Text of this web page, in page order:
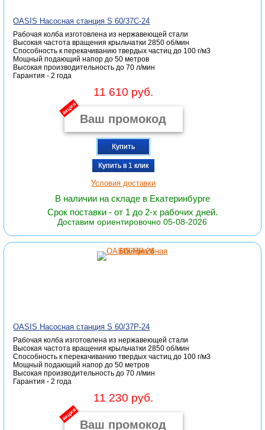
OASIS Насосная станция S 60/37С-24
Рабочая колба изготовлена из нержавеющей стали
Высокая частота вращения крыльчатки 2850 об/мин
Способность к перекачиванию твердых частиц до 100 г/м3
Мощный подающий напор до 50 метров
Высокая производительность до 70 л/мин
Гарантия - 2 года
11 610 руб.
акция
Купить
Купить в 1 клик
Условия доставки
В наличии на складе в Екатеринбурге
Срок поставки - от 1 до 2-х рабочих дней.
Доставим ориентировочно 05-08-2026
OASIS Насосная станция S 60/37P-24
Рабочая колба изготовлена из нержавеющей стали
Высокая частота вращения крыльчатки 2850 об/мин
Способность к перекачиванию твердых частиц до 100 г/м3
Мощный подающий напор до 50 метров
Высокая производительность до 70 л/мин
Гарантия - 2 года
11 230 руб.
акция